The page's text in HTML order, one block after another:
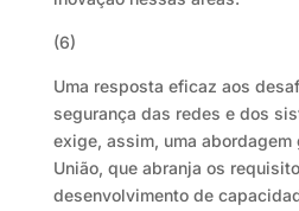
(6)
Uma resposta eficaz aos
segurança das redes e dos
exige, assim, uma
União, que abranja os
desenvolvimento de